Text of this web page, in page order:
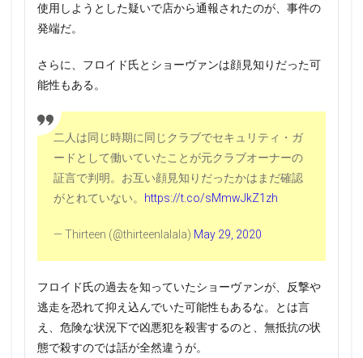
使用しようとした疑いで店から通報されたのが、事件の
発端だ。
さらに、フロイド氏とショーヴァンは顔見知りだった可
能性もある。
二人は同じ時期に同じクラブでセキュリティ・ガ
ードとして働いていたことが元クラブオーナーの
証言で判明。お互い顔見知りだったかはまだ確認
がとれていない。 https://t.co/sMmwJkZ1zh
— Thirteen (@thirteenlalala) May 29, 2020
フロイド氏の過去を知っていたショーヴァンが、反撃や
逃走を恐れて抑え込んでいた可能性もあるな。とは言
え、危険な状況下で凶悪犯を殺害するのと、無抵抗の状
態で殺すのでは話が全然違うが。